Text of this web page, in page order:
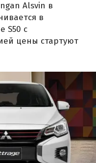
Alsvin в
в
S50 с
цены стартуют